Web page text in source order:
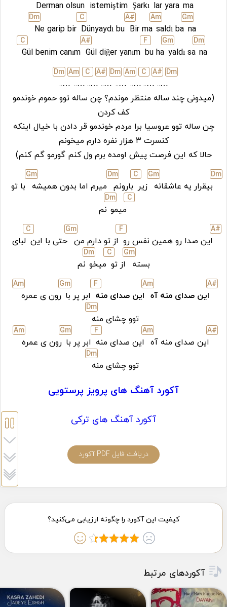
Derman olsun istemiştim Şarkı lar yara ma
Dm
Ne garip bir
C
Dünyaydı bu
A#
Bir ma
Am
saldı ba
Gm
na
C
Gül benim canım
A#
Gül diğer yanım
F
bu ha
Gm
yaldı sa
Dm
na
Dm
…..
A#
…..
C
…..
Am
…..
Dm
…..
A#
…..
C
…..
Am
…..
Dm
(میدونی چند ساله منتظر موندم؟ چن ساله توو حموم خوندمو
کف کردن
چن ساله توو عروسیا برا مردم خوندمو قر دادن با خیال اینکه
کنسرت ۳ هزار نفره دارم میخونم
حالا که این فرصت پیش اومده برم ول کنم گورمو گم کنم)
Dm
بیقرار یه عاشقانه
Gm
زیر
C
بارونم
Dm
میرم اما بدون همیشه
Gm
با تو
C
میمو
Dm
نم
A#
این صدا رو همین نفس رو
F
از تو دارم من
Gm
حتی با این
C
لبای
بسته
Gm
از تو
C
میخو
Dm
نم
A#
این صدای منه آه
Am
این صدای منه
F
ابر پر با
Gm
رون ی عمره
Am
توو چشای منه
Dm
A#
این صدای منه آه
Am
این صدای منه
F
ابر پر با
Gm
رون ی عمره
Am
توو چشای منه
Dm
آکورد آهنگ های پرویز پرستویی
آکورد آهنگ های ترکی
دریافت فایل PDF آکورد
آکوردهای مرتبط